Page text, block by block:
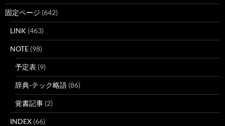
固定ページ (642)
LINK (463)
NOTE (98)
予定表 (9)
辞典-テック略語 (86)
覚書記事 (2)
INDEX (66)